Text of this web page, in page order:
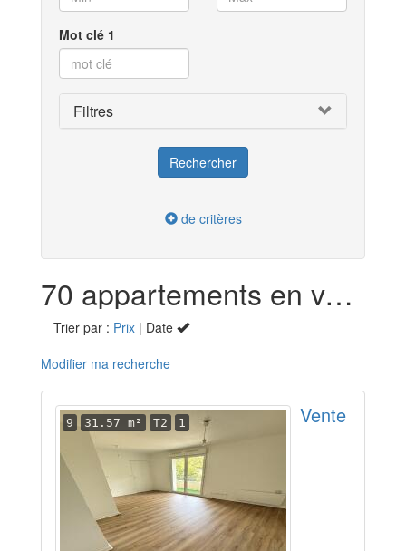
Mot clé 1
Filtres
de critères
70 appartements en vente dans la Sarthe (72)
Trier par : Prix | Date
Modifier ma recherche
9 31.57 m² T2 1 Vente